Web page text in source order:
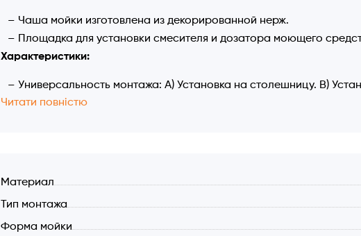
Чаша мойки изготовлена ​​из декорированной нерж.
Площадка для установки смесителя и дозатора моющего
Характеристики:
Универсальность монтажа: А) Установка на столешницу. В)
поверхностью.
Крепежный элемент в комплекте.
Читати повністю
Материал
Тип монтажа
Форма мойки